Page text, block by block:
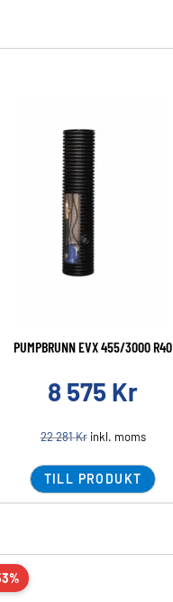
PUMPBRUNN EVX 455/3000 R40
8 575 Kr
22 281Krinkl. moms
TILL PRODUKT